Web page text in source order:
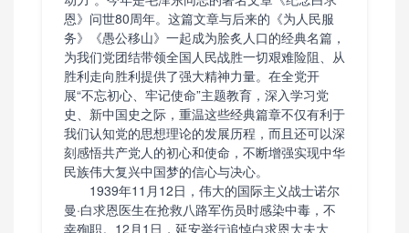
恩》问世80周年。这篇文章与后来的《为人民服
务》《愚公移山》一起成为脍炙人口的经典名篇，
为我们党团结带领全国人民战胜一切艰难险阻、从
胜利走向胜利提供了强大精神力量。在全党开
展“不忘初心、牢记使命”主题教育，深入学习党
史、新中国史之际，重温这些经典篇章不仅有利于
我们认知党的思想理论的发展历程，而且还可以深
刻感悟共产党人的初心和使命，不断增强实现中华
民族伟大复兴中国梦的信心与决心。
1939年11月12日，伟大的国际主义战士诺尔
曼·白求恩医生在抢救八路军伤员时感染中毒，不
幸殉职。12月1日，延安举行追悼白求恩大夫大